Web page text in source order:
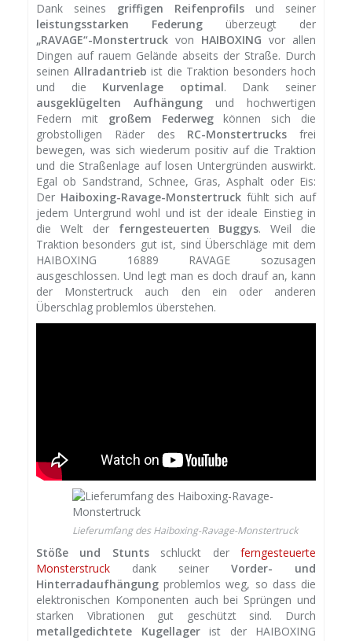
Dank seines griffigen Reifenprofils und seiner
leistungsstarken Federung überzeugt der
„RAVAGE“-Monstertruck von HAIBOXING vor allen
Dingen auf rauem Gelände abseits der Straße. Durch
seinen Allradantrieb ist die Traktion besonders hoch
und die Kurvenlage optimal. Dank seiner
ausgeklügelten Aufhängung und hochwertigen
Federn mit großem Federwegkönnen sich die
grobstolligen Räder des RC-Monstertrucks frei
bewegen, was sich wiederum positiv auf die Traktion
und die Straßenlage auf losen Untergründen auswirkt.
Egal ob Sandstrand, Schnee, Gras, Asphalt oder Eis:
Der Haiboxing-Ravage-Monstertruckfühlt sich auf
jedem Untergrund wohl und ist der ideale Einstieg in
die Welt der ferngesteuerten Buggys. Weil die
Traktion besonders gut ist, sind Überschläge mit dem
HAIBOXING 16889 RAVAGE sozusagen
ausgeschlossen. Und legt man es doch drauf an, kann
der Monstertruck auch den ein oder anderen
Überschlag problemlos überstehen.
Lieferumfang des Haiboxing-Ravage-Monstertruck
Stöße und Stuntsschluckt derferngesteuerte
Monsterstruck dank seiner Vorder- und
Hinterradaufhängung problemlos weg, so dass die
elektronischen Komponenten auch bei Sprüngen und
starken Vibrationen gut geschützt sind. Durch
metallgedichtete Kugellagerist der HAIBOXING